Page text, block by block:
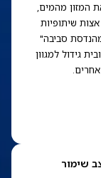
המזון מהמים,
שיתופיות
סביבה"
גידול למגוון
שימור